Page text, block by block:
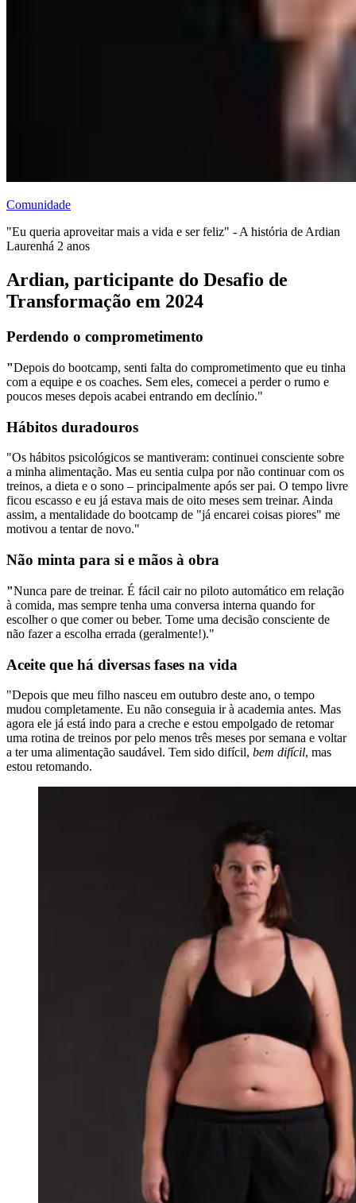
Comunidade
"Eu queria aproveitar mais a vida e ser feliz" - A história de Ardian
Laurenhá 2 anos
Ardian, participante do Desafio de
Transformação em 2024
Perdendo o comprometimento
"Depois do bootcamp, senti falta do comprometimento que eu tinha
com a equipe e os coaches. Sem eles, comecei a perder o rumo e
poucos meses depois acabei entrando em declínio."
Hábitos duradouros
"Os hábitos psicológicos se mantiveram: continuei consciente sobre
a minha alimentação. Mas eu sentia culpa por não continuar com os
treinos, a dieta e o sono – principalmente após ser pai. O tempo livre
ficou escasso e eu já estava mais de oito meses sem treinar. Ainda
assim, a mentalidade do bootcamp de "já encarei coisas piores" me
motivou a tentar de novo."
Não minta para si e mãos à obra
"Nunca pare de treinar. É fácil cair no piloto automático em relação
à comida, mas sempre tenha uma conversa interna quando for
escolher o que comer ou beber. Tome uma decisão consciente de
não fazer a escolha errada (geralmente!)."
Aceite que há diversas fases na vida
"Depois que meu filho nasceu em outubro deste ano, o tempo
mudou completamente. Eu não conseguia ir à academia antes. Mas
agora ele já está indo para a creche e estou empolgado de retomar
uma rotina de treinos por pelo menos três meses por semana e voltar
a ter uma alimentação saudável. Tem sido difícil, bem difícil, mas
estou retomando.